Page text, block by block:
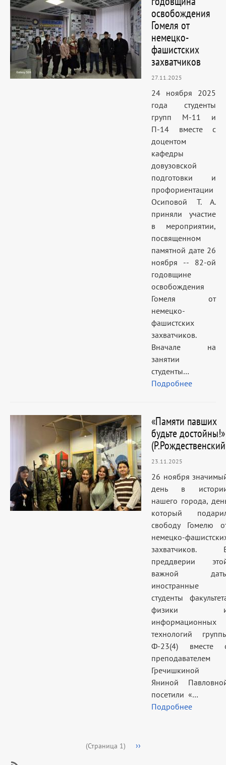
освобождения
Гомеля от
немецко-
фашистских
захватчиков
27.11.2025
24 ноября 2025
года студенты
групп М-11 и
П-14 вместе с
доцентом
кафедры
довузовской
подготовки и
профориентации
Осиповой Т. А.
приняли участие
в мероприятии,
посвященном
памятной дате 26
ноября -- 82-ой
годовщине
освобождения
Гомеля от
немецко-
фашистских
захватчиков.
Вначале на
занятии
студенты…
Подробнее
«Памяти павших
будьте достойны!»
23.11.2025
26 ноября
день в
нашего города,
который
свободу Гомелю
немецко-
захватчиков.
преддверии
важной
иностранные
студенты
физики
информационных
технологий
Ф-23(4) вместе
преподавателем
Гречишкиной
Яниной
посетили «…
Подробнее
(Страница 1)
Следующая
››